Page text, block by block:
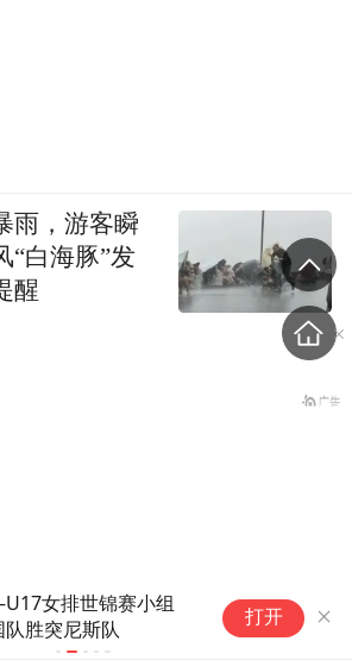
女排世锦赛小组
胜突尼斯队
打开
雨，游客瞬
“白海豚”发
醒
后跳楼身